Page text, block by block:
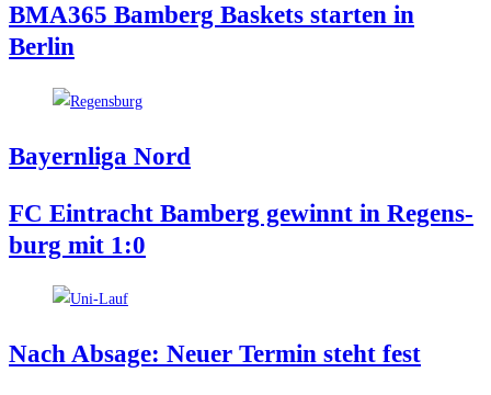
BMA365 Bam­berg Bas­kets star­ten in
Berlin
Bay­ern­li­ga Nord
FC Ein­tracht Bam­berg gewinnt in Regens­
burg mit 1:0
Nach Absa­ge: Neu­er Ter­min steht fest